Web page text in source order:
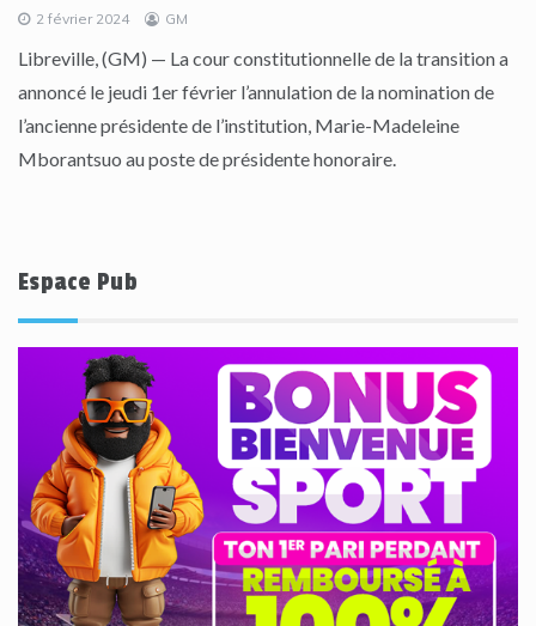
2 février 2024 GM
Libreville, (GM) — La cour constitutionnelle de la transition a
annoncé le jeudi 1er février l’annulation de la nomination de
l’ancienne présidente de l’institution, Marie-Madeleine
Mborantsuo au poste de présidente honoraire.
Espace Pub